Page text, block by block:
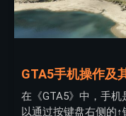
GTA5手机操作及
在《GTA5》中，手
以通过按键盘右侧的